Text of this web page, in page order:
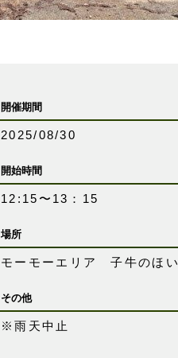
開催期間
2025/08/30
開始時間
12:15〜13：15
場所
モーモーエリア 子牛のほ
その他
※雨天中止